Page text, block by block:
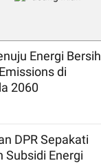
Energi Bersih
di
2060
DPR Sepakati
Subsidi Energi